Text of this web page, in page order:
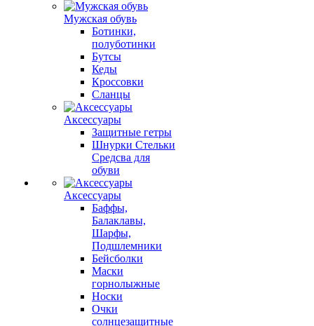
Мужская обувь
Ботинки,
полуботинки
Бутсы
Кеды
Кроссовки
Сланцы
Аксессуары
Защитные гетры
Шнурки Стельки
Средсва для
обуви
Аксессуары
Баффы,
Балаклавы,
Шарфы,
Подшлемники
Бейсболки
Маски
горнолыжные
Носки
Очки
солнцезащитные